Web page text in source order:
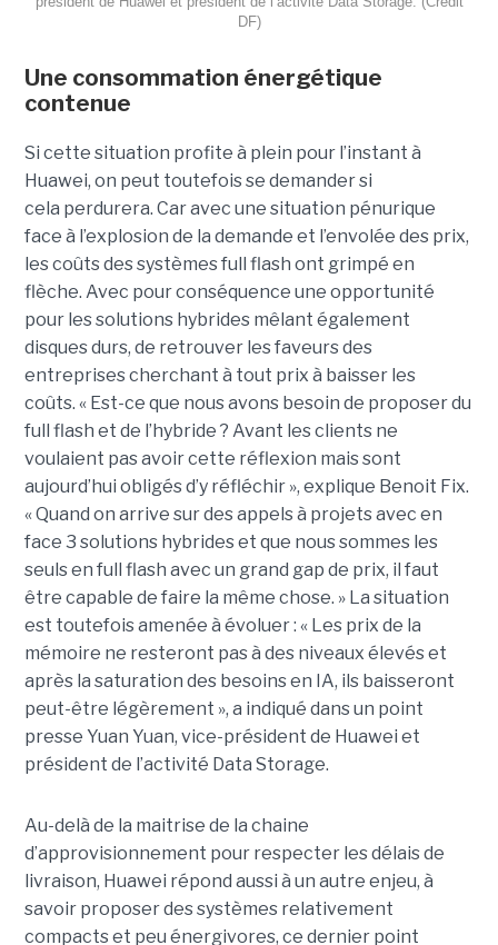
DF)
Une consommation énergétique
contenue
Si cette situation profite à plein pour l’instant à
Huawei, on peut toutefois se demander si
cela perdurera. Car avec une situation pénurique
face à l’explosion de la demande et l’envolée des prix,
les coûts des systèmes full flash ont grimpé en
flèche. Avec pour conséquence une opportunité
pour les solutions hybrides mêlant également
disques durs, de retrouver les faveurs des
entreprises cherchant à tout prix à baisser les
coûts. « Est-ce que nous avons besoin de proposer du
full flash et de l’hybride ? Avant les clients ne
voulaient pas avoir cette réflexion mais sont
aujourd’hui obligés d’y réfléchir », explique Benoit Fix.
« Quand on arrive sur des appels à projets avec en
face 3 solutions hybrides et que nous sommes les
seuls en full flash avec un grand gap de prix, il faut
être capable de faire la même chose. » La situation
est toutefois amenée à évoluer : « Les prix de la
mémoire ne resteront pas à des niveaux élevés et
après la saturation des besoins en IA, ils baisseront
peut-être légèrement », a indiqué dans un point
presse Yuan Yuan, vice-président de Huawei et
président de l’activité Data Storage.
Au-delà de la maitrise de la chaine
d’approvisionnement pour respecter les délais de
livraison, Huawei répond aussi à un autre enjeu, à
savoir proposer des systèmes relativement
compacts et peu énergivores, ce dernier point